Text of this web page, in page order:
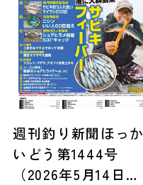
週刊釣り新聞ほっか
いどう第1444号
（2026年5月14日発